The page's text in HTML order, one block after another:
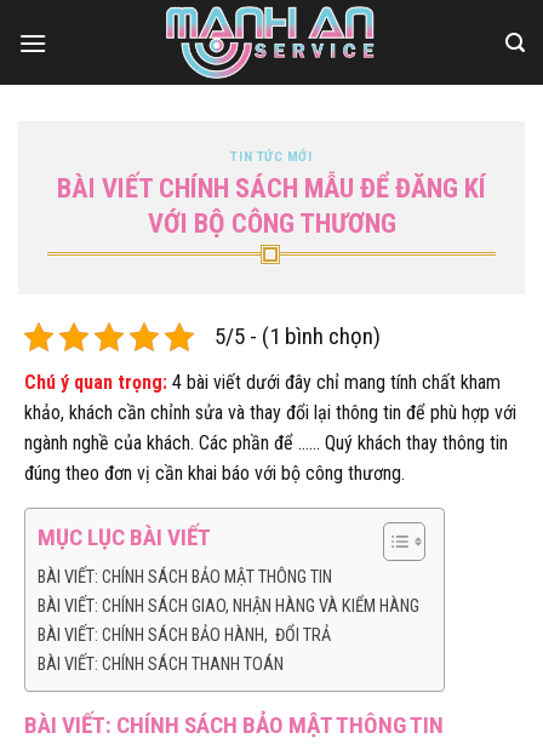
qua
TIN TỨC MỚI
BÀI VIẾT CHÍNH SÁCH MẪU ĐỂ ĐĂNG KÍ
VỚI BỘ CÔNG THƯƠNG
5/5 - (1 bình chọn)
Chú ý quan trọng: 4 bài viết dưới đây chỉ mang tính chất kham
khảo, khách cần chỉnh sửa và thay đổi lại thông tin để phù hợp với
ngành nghề của khách. Các phần để …… Quý khách thay thông tin
đúng theo đơn vị cần khai báo với bộ công thương.
MỤC LỤC BÀI VIẾT
BÀI VIẾT: CHÍNH SÁCH BẢO MẬT THÔNG TIN
BÀI VIẾT: CHÍNH SÁCH GIAO, NHẬN HÀNG VÀ KIỂM HÀNG
BÀI VIẾT: CHÍNH SÁCH BẢO HÀNH, ĐỔI TRẢ
BÀI VIẾT: CHÍNH SÁCH THANH TOÁN
BÀI VIẾT: CHÍNH SÁCH BẢO MẬT THÔNG TIN